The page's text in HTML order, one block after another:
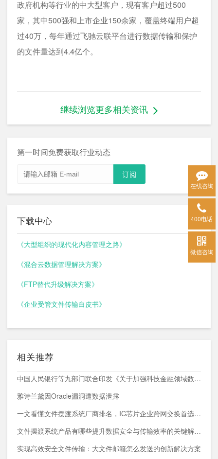
政府机构等行业的中大型客户，现有客户超过500
家，其中500强和上市企业150余家，覆盖终端用户超
过40万，每年通过飞驰云联平台进行数据传输和保护
的文件量达到4.4亿个。
继续浏览更多相关资讯
第一时间免费获取行业动态
下载中心
《大型组织的现代化内容管理之路》
《混合云数据管理解决方案》
《FTP替代升级解决方案》
《企业受管文件传输白皮书》
相关推荐
中国人民银行等九部门联合印发《关于加强科技金融领域数据开发利用的通知》
雅诗兰黛因Oracle漏洞遭数据泄露
一文看懂文件摆渡系统厂商排名，IC芯片企业跨网交换首选方案
文件摆渡系统产品有哪些提升数据安全与传输效率的关键解决方案
实现高效安全文件传输：大文件邮箱怎么发送的创新解决方案
在线咨询
400电话
微信咨询